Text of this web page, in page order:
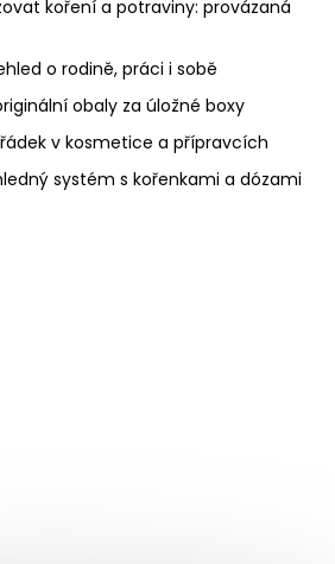
koření a potraviny: provázaná
o rodině, práci i sobě
obaly za úložné boxy
v kosmetice a přípravcích
systém s kořenkami a dózami